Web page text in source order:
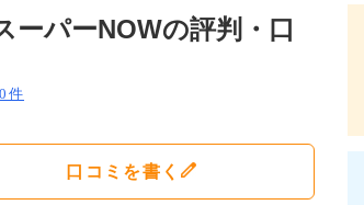
ーパーNOWの評判・口
0件
口コミを書く